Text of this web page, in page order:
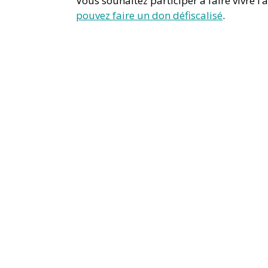
pouvez faire un don défiscalisé.